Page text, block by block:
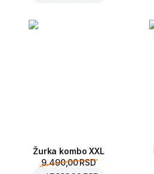
Žurka kombo XXL
9.490,00 RSD